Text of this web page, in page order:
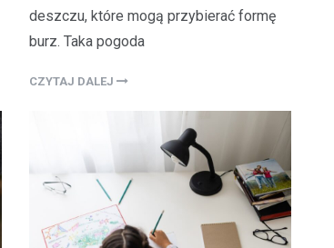
deszczu, które mogą przybierać formę
burz. Taka pogoda
CZYTAJ DALEJ